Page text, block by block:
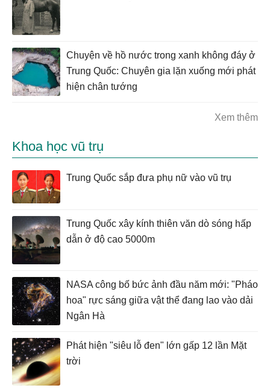
Chuyện về hồ nước trong xanh không đáy ở
Trung Quốc: Chuyên gia lặn xuống mới phát
hiện chân tướng
Xem thêm
Khoa học vũ trụ
Trung Quốc sắp đưa phụ nữ vào vũ trụ
Trung Quốc xây kính thiên văn dò sóng hấp
dẫn ở độ cao 5000m
NASA công bố bức ảnh đầu năm mới: "Pháo
hoa" rực sáng giữa vật thể đang lao vào dải
Ngân Hà
Phát hiện "siêu lỗ đen" lớn gấp 12 lần Mặt
trời